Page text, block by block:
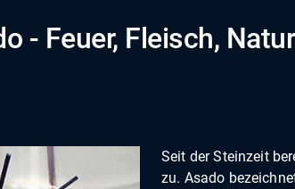
- Feuer, Fleisch,
Seit der Steinzeit
zu. Asado